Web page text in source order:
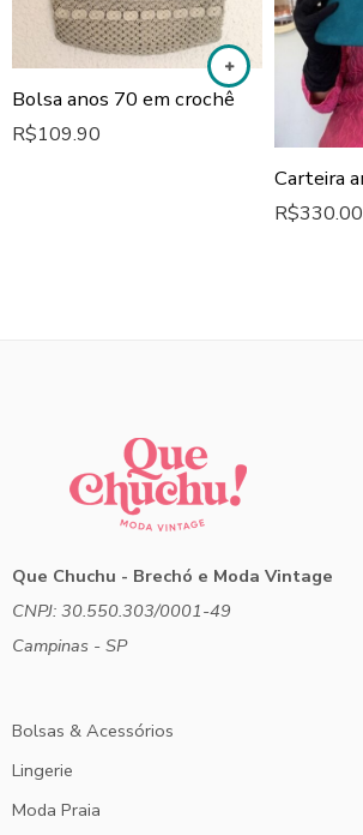
Bolsa anos 70 em crochê
R$109.90
R$330.00
Que Chuchu - Brechó e Moda Vintage
CNPJ: 30.550.303/0001-49
Campinas - SP
Bolsas & Acessórios
Lingerie
Moda Praia